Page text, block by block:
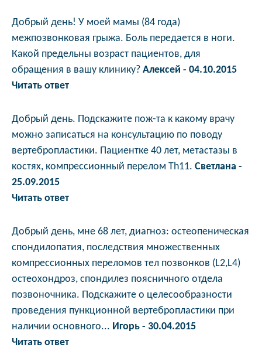
Добрый день! У моей мамы (84 года)
межпозвонковая грыжа. Боль передается в ноги.
Какой предельны возраст пациентов, для
обращения в вашу клинику? Алексей - 04.10.2015
Читать ответ
Добрый день. Подскажите пож-та к какому врачу
можно записаться на консультацию по поводу
вертебропластики. Пациентке 40 лет, метастазы в
костях, компрессионный перелом Th11. Светлана -
25.09.2015
Читать ответ
Добрый день, мне 68 лет, диагноз: остеопеническая
спондилопатия, последствия множественных
компрессионных переломов тел позвонков (L2,L4)
остеохондроз, спондилез поясничного отдела
позвоночника. Подскажите о целесообразности
проведения пункционной вертебропластики при
наличии основного... Игорь - 30.04.2015
Читать ответ